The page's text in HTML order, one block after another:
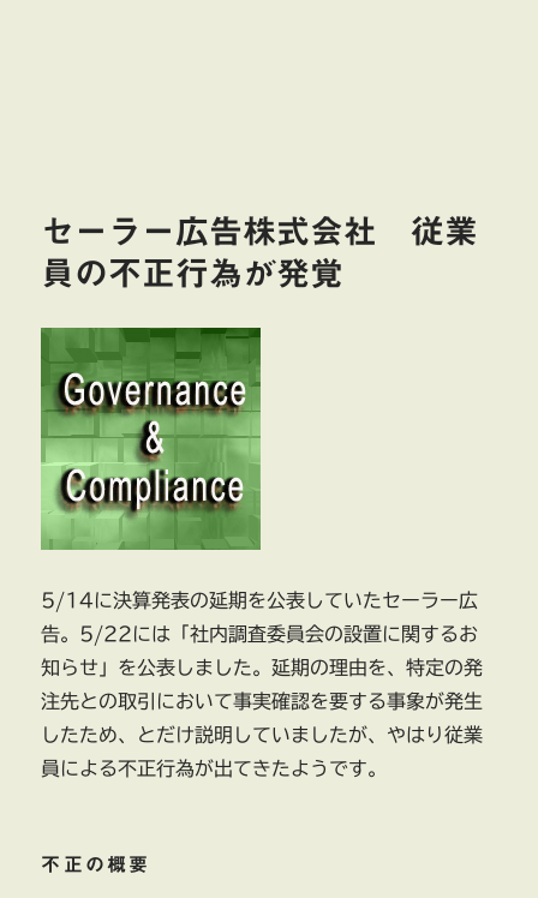
セーラー広告株式会社 従業
員の不正行為が発覚
5/14に決算発表の延期を公表していたセーラー広
告。5/22には「社内調査委員会の設置に関するお
知らせ」を公表しました。延期の理由を、特定の発
注先との取引において事実確認を要する事象が発生
したため、とだけ説明していましたが、やはり従業
員による不正行為が出てきたようです。
不正の概要